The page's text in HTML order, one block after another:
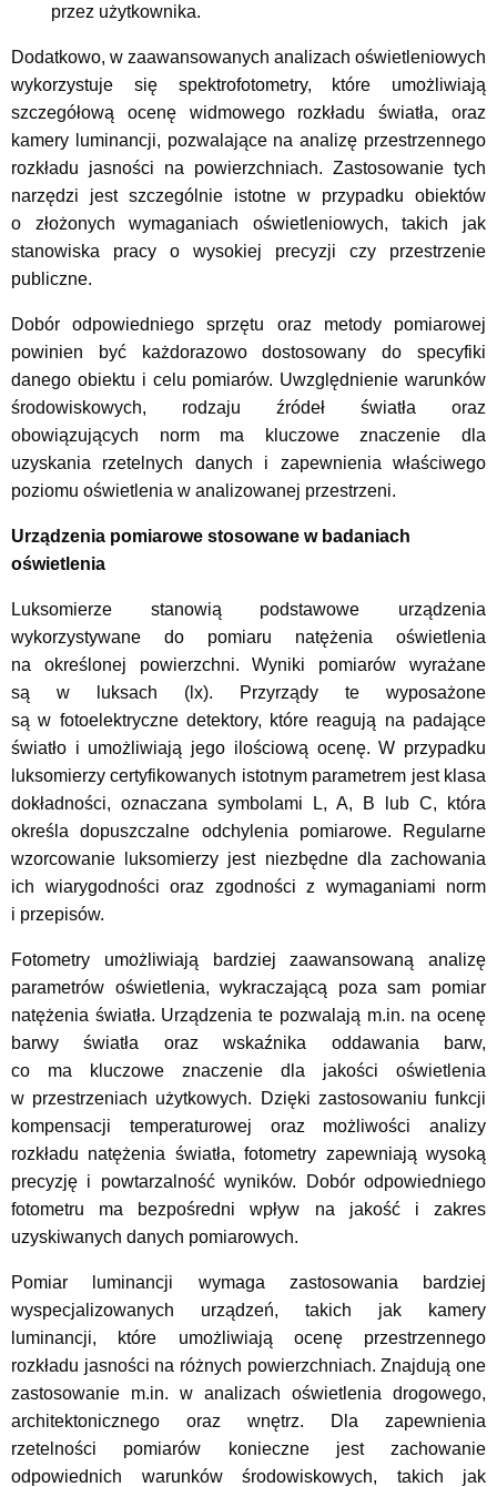
przez użytkownika.
Dodatkowo, w zaawansowanych analizach oświetleniowych
wykorzystuje się spektrofotometry, które umożliwiają
szczegółową ocenę widmowego rozkładu światła, oraz
kamery luminancji, pozwalające na analizę przestrzennego
rozkładu jasności na powierzchniach. Zastosowanie tych
narzędzi jest szczególnie istotne w przypadku obiektów
o złożonych wymaganiach oświetleniowych, takich jak
stanowiska pracy o wysokiej precyzji czy przestrzenie
publiczne.
Dobór odpowiedniego sprzętu oraz metody pomiarowej
powinien być każdorazowo dostosowany do specyfiki
danego obiektu i celu pomiarów. Uwzględnienie warunków
środowiskowych, rodzaju źródeł światła oraz
obowiązujących norm ma kluczowe znaczenie dla
uzyskania rzetelnych danych i zapewnienia właściwego
poziomu oświetlenia w analizowanej przestrzeni.
Urządzenia pomiarowe stosowane w badaniach
oświetlenia
Luksomierze stanowią podstawowe urządzenia
wykorzystywane do pomiaru natężenia oświetlenia
na określonej powierzchni. Wyniki pomiarów wyrażane
są w luksach (lx). Przyrządy te wyposażone
są w fotoelektryczne detektory, które reagują na padające
światło i umożliwiają jego ilościową ocenę. W przypadku
luksomierzy certyfikowanych istotnym parametrem jest klasa
dokładności, oznaczana symbolami L, A, B lub C, która
określa dopuszczalne odchylenia pomiarowe. Regularne
wzorcowanie luksomierzy jest niezbędne dla zachowania
ich wiarygodności oraz zgodności z wymaganiami norm
i przepisów.
Fotometry umożliwiają bardziej zaawansowaną analizę
parametrów oświetlenia, wykraczającą poza sam pomiar
natężenia światła. Urządzenia te pozwalają m.in. na ocenę
barwy światła oraz wskaźnika oddawania barw,
co ma kluczowe znaczenie dla jakości oświetlenia
w przestrzeniach użytkowych. Dzięki zastosowaniu funkcji
kompensacji temperaturowej oraz możliwości analizy
rozkładu natężenia światła, fotometry zapewniają wysoką
precyzję i powtarzalność wyników. Dobór odpowiedniego
fotometru ma bezpośredni wpływ na jakość i zakres
uzyskiwanych danych pomiarowych.
Pomiar luminancji wymaga zastosowania bardziej
wyspecjalizowanych urządzeń, takich jak kamery
luminancji, które umożliwiają ocenę przestrzennego
rozkładu jasności na różnych powierzchniach. Znajdują one
zastosowanie m.in. w analizach oświetlenia drogowego,
architektonicznego oraz wnętrz. Dla zapewnienia
rzetelności pomiarów konieczne jest zachowanie
odpowiednich warunków środowiskowych, takich jak